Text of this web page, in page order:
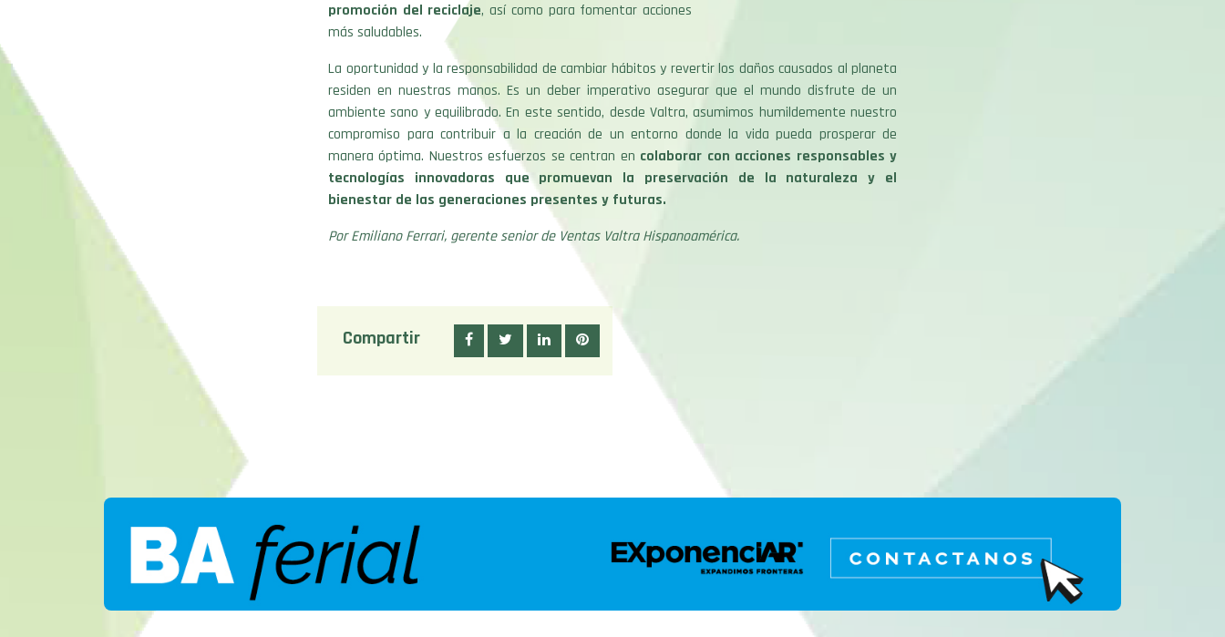
promoción del reciclaje, así como para fomentar acciones
más saludables.
La oportunidad y la responsabilidad de cambiar hábitos y revertir los daños causados al planeta
residen en nuestras manos. Es un deber imperativo asegurar que el mundo disfrute de un
ambiente sano y equilibrado. En este sentido, desde Valtra, asumimos humildemente nuestro
compromiso para contribuir a la creación de un entorno donde la vida pueda prosperar de
manera óptima. Nuestros esfuerzos se centran en colaborar con acciones responsables y
tecnologías innovadoras que promuevan la preservación de la naturaleza y el
bienestar de las generaciones presentes y futuras.
Por Emiliano Ferrari, gerente senior de Ventas Valtra Hispanoamérica.
Compartir